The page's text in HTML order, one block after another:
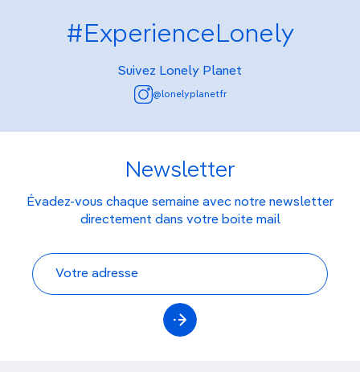
#ExperienceLonely
Suivez Lonely Planet
@lonelyplanetfr
Newsletter
Évadez-vous chaque semaine avec notre newsletter
directement dans votre boite mail